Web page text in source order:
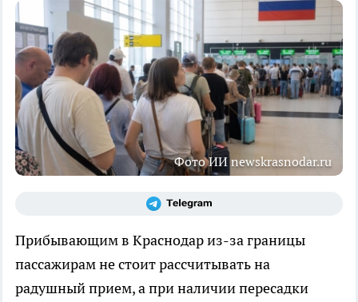
Фото ИИ newskrasnodar.ru
Прибывающим в Краснодар из-за границы
пассажирам не стоит рассчитывать на
радушный прием, а при наличии пересадки